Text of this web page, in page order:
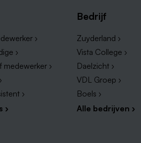
›
›
medewerker ›
›
›
Bedrijf
Zuyderland ›
Vista College ›
Daelzicht ›
VDL Groep ›
Boels ›
Alle bedrijven ›